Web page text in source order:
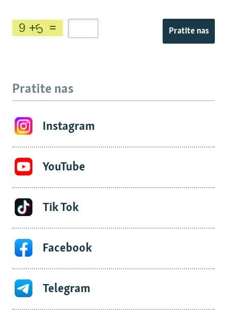
Pratite nas
Pratite nas
Instagram
YouTube
Tik Tok
Facebook
Telegram